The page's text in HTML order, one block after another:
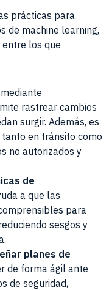
prácticas para
de machine learning,
entre los que
rastrear cambios
surgir. Además, es
en tránsito como
no autorizados y
de
a que las
para
sesgos y
planes de
de forma ágil ante
de seguridad,